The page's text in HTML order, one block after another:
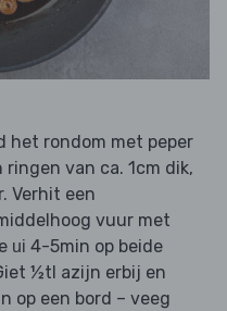
het rondom met peper
ringen van ca. 1cm dik,
Verhit een
vuur met
ui 4-5min op beide
½tl azijn erbij en
op een bord – veeg